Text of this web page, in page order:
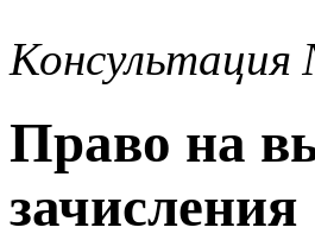
Право на
зачисления